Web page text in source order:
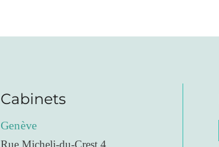
Cabinets
Genève